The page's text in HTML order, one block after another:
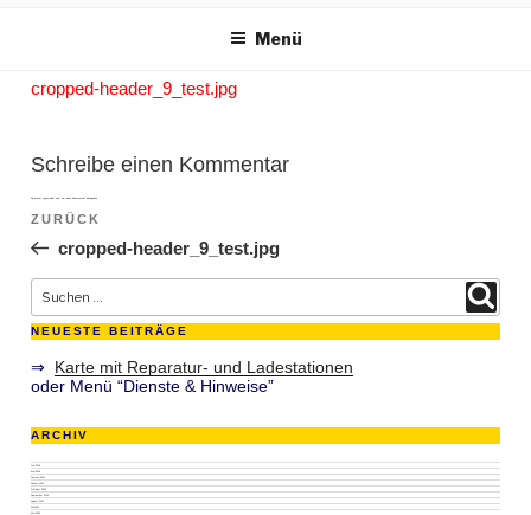
Menü
cropped-header_9_test.jpg
Schreibe einen Kommentar
ZURÜCK
cropped-header_9_test.jpg
NEUESTE BEITRÄGE
⇒ Karte mit Reparatur- und Ladestationen
oder Menü “Dienste & Hinweise”
ARCHIV
Juni 2026
Mai 2026
Februar 2026
Januar 2026
Oktober 2025
September 2025
August 2025
Juli 2025
Mai 2025